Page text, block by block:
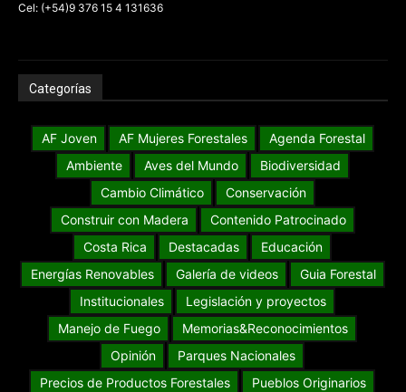
Cel: (+54)9 376 15 4 131636
Categorías
AF Joven AF Mujeres Forestales
Agenda Forestal
Ambiente
Aves del Mundo
Biodiversidad
Cambio Climático
Conservación
Construir con Madera
Contenido Patrocinado
Costa Rica
Destacadas
Educación
Energías Renovables
Galería de videos
Guia Forestal
Institucionales
Legislación y proyectos
Manejo de Fuego
Memorias&Reconocimientos
Opinión
Parques Nacionales
Precios de Productos Forestales
Pueblos Originarios